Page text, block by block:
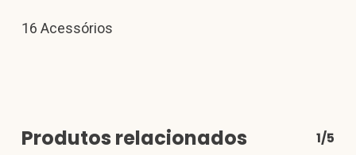
16 Acessórios
Produtos relacionados 1/5